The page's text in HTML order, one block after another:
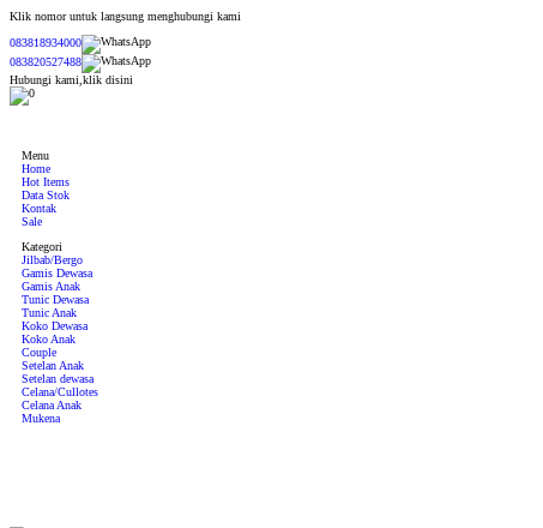
Klik nomor untuk langsung menghubungi kami
083818934000
083820527488
Hubungi kami,klik disini
0
Menu
Home
Hot Items
Data Stok
Kontak
Sale
Kategori
Jilbab/Bergo
Gamis Dewasa
Gamis Anak
Tunic Dewasa
Tunic Anak
Koko Dewasa
Koko Anak
Couple
Setelan Anak
Setelan dewasa
Celana/Cullotes
Celana Anak
Mukena